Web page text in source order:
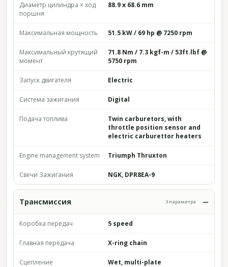
Диаметр цилиндра × ход
поршня
88.9 x 68.6 mm
Максимальная мощность 51.5 kW / 69 hp @ 7250 rpm
Максимальный крутящий
момент
71.8 Nm / 7.3 kgf-m / 53ft.lbf @
5750 rpm
Запуск двигателя Electric
Система зажигания Digital
Подача топлива
Twin carburetors, with
throttle position sensor and
electric carburettor heaters
Engine management system Triumph Thruxton
Свечи Зажигания NGK, DPR8EA-9
Трансмиссия 3 параметра
Коробка передач 5 speed
Главная передача X-ring chain
Сцепление Wet, multi-plate